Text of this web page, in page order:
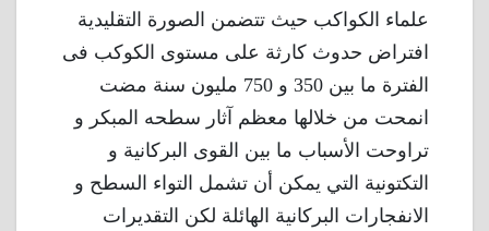
علماء الكواكب حيث تتضمن الصورة التقليدية
افتراض حدوث كارثة على مستوى الكوكب فى
الفترة ما بين 350 و 750 مليون سنة مضت
انمحت من خلالها معظم آثار سطحه المبكر و
تراوحت الأسباب ما بين القوى البركانية و
التكتونية التي يمكن أن تشمل التواء السطح و
الانفجارات البركانية الهائلة لكن التقديرات